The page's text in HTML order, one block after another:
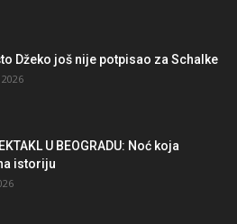
Džeko još nije potpisao za Schalke
U BEOGRADU: Noć koja
istoriju